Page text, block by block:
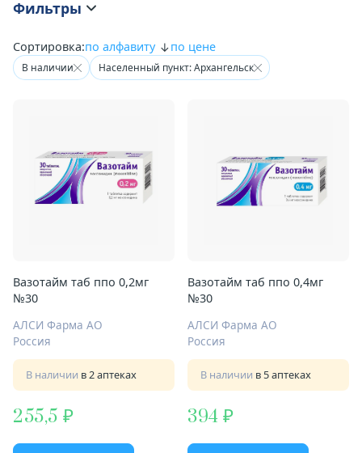
Фильтры
Сортировка:по алфавиту по цене
В наличии Населенный пункт: Архангельск
Вазотайм таб ппо 0,2мг
№30
АЛСИ Фарма АО
Россия
В наличии в 2 аптеках
255,5
Вазотайм таб ппо 0,4мг
№30
АЛСИ Фарма АО
Россия
В наличии в 5 аптеках
394